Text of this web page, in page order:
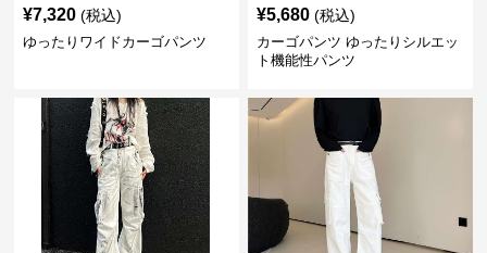
¥7,320 (税込)
ゆったりワイドカーゴパンツ
¥5,680 (税込)
カーゴパンツ ゆったりシルエッ
ト機能性パンツ